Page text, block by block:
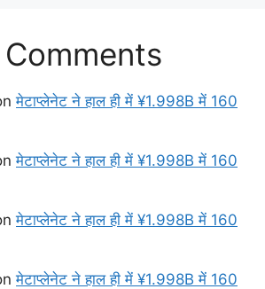
मेटाप्लेनेट ने हाल ही में ¥1.998B में 160
मेटाप्लेनेट ने हाल ही में ¥1.998B में 160
मेटाप्लेनेट ने हाल ही में ¥1.998B में 160
मेटाप्लेनेट ने हाल ही में ¥1.998B में 160